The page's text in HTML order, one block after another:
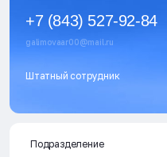
+7 (843) 527-92-84
galimovaar00@mail.ru
Штатный сотрудник
Подразделение